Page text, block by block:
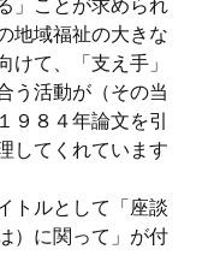
」ことが求められ
地域福祉の大きな
て、「支え手」
う活動が（その当
９８４年論文を引
してくれています
トルとして「座談
）に関って」が付